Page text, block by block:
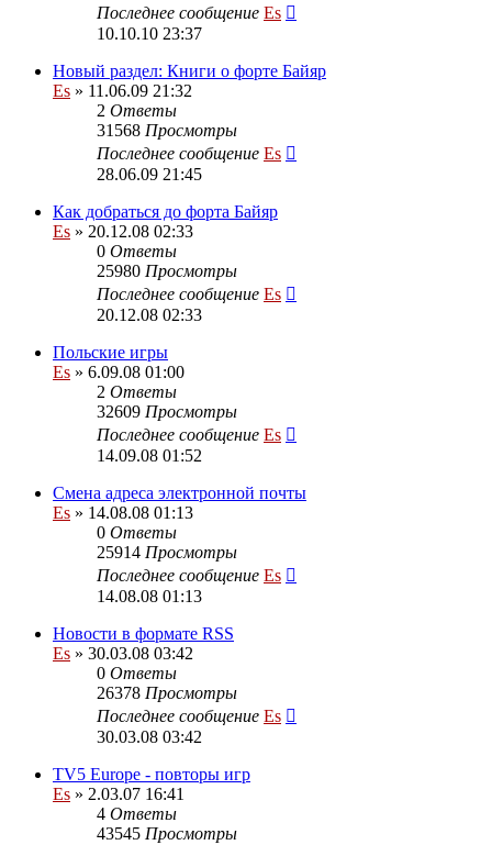
Последнее сообщение Es
10.10.10 23:37
Новый раздел: Книги о форте Байяр
Es » 11.06.09 21:32
2 Ответы
31568 Просмотры
Последнее сообщение Es
28.06.09 21:45
Как добраться до форта Байяр
Es » 20.12.08 02:33
0 Ответы
25980 Просмотры
Последнее сообщение Es
20.12.08 02:33
Польские игры
Es » 6.09.08 01:00
2 Ответы
32609 Просмотры
Последнее сообщение Es
14.09.08 01:52
Смена адреса электронной почты
Es » 14.08.08 01:13
0 Ответы
25914 Просмотры
Последнее сообщение Es
14.08.08 01:13
Новости в формате RSS
Es » 30.03.08 03:42
0 Ответы
26378 Просмотры
Последнее сообщение Es
30.03.08 03:42
TV5 Europe - повторы игр
Es » 2.03.07 16:41
4 Ответы
43545 Просмотры